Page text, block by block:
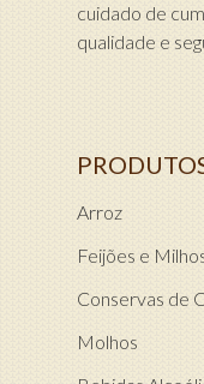
cuidado de
qualidade e
Arroz
Feijões e
Conservas de
Molhos